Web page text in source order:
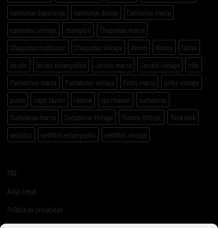
camisetas deportivas
camisetas disney
Camisetas marca
camisetas vintage
champion
Chaquetas marca
Chaquetas multicolor
Chaquetas vintage denim disney
faldas
jerséis
jerséis estampados Jerséis marca Jerséis vintage
nike
Pantalones marca
Pantalones vintage Polos marca
polos vintage
puma
ralph lauren reebok sportswear
sudaderas
Sudaderas marca
Sudaderas Vintage Tommy Hilfiger
Total look
vestidos
vestidos estampados vestidos vintage
FAQ
Aviso Legal
Politica de privacidad